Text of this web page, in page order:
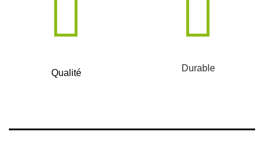
Qualité Durable